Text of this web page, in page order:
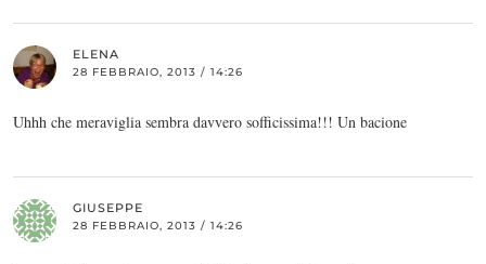
ELENA
28 FEBBRAIO, 2013 / 14:26
Uhhh che meraviglia sembra davvero sofficissima!!! Un bacione
GIUSEPPE
28 FEBBRAIO, 2013 / 14:26